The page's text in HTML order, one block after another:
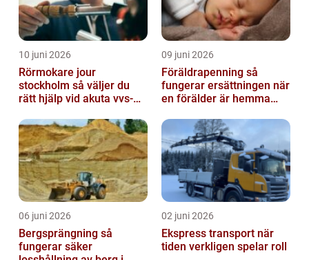
10 juni 2026
Rörmokare jour
stockholm så väljer du
rätt hjälp vid akuta vvs-
09 juni 2026
Föräldrapenning så
fungerar ersättningen när
en förälder är hemma
06 juni 2026
Bergsprängning så
fungerar säker
02 juni 2026
Ekspress transport när
tiden verkligen spelar roll